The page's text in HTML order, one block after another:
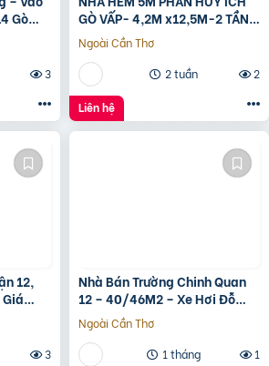
Gò
3
GÒ VẤP- 4,2M x12,5M-2 TẦNG
– GIÁ 4,4 TỶ
Ngoài Cần Thơ
2 tuần
2
Liên hệ
12,
3
Nhà Bán Trường Chinh Quan
12 – 40/46M2 – Xe Hơi Đỗ
Cửa – 3.1 Tỷ
Ngoài Cần Thơ
1 tháng
1